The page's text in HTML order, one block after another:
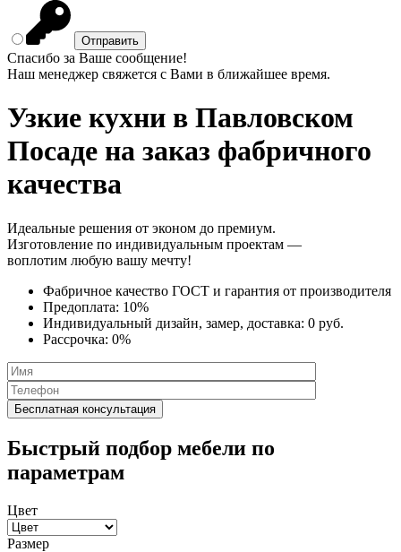
Спасибо за Ваше сообщение!
Наш менеджер свяжется с Вами в ближайшее время.
Узкие кухни в Павловском
Посаде на заказ фабричного
качества
Идеальные решения от эконом до премиум.
Изготовление по индивидуальным проектам —
воплотим любую вашу мечту!
Фабричное качество ГОСТ и гарантия от производителя
Предоплата: 10%
Индивидуальный дизайн, замер, доставка: 0 руб.
Рассрочка: 0%
Быстрый подбор мебели по
параметрам
Цвет
Размер